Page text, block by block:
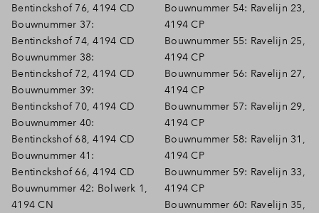
Bentinckshof 76, 4194 CD
Bouwnummer 37:
Bentinckshof 74, 4194 CD
Bouwnummer 38:
Bentinckshof 72, 4194 CD
Bouwnummer 39:
Bentinckshof 70, 4194 CD
Bouwnummer 40:
Bentinckshof 68, 4194 CD
Bouwnummer 41:
Bentinckshof 66, 4194 CD
Bouwnummer 42: Bolwerk 1,
4194 CN
Bouwnummer 54: Ravelijn 23,
4194 CP
Bouwnummer 55: Ravelijn 25,
4194 CP
Bouwnummer 56: Ravelijn 27,
4194 CP
Bouwnummer 57: Ravelijn 29,
4194 CP
Bouwnummer 58: Ravelijn 31,
4194 CP
Bouwnummer 59: Ravelijn 33,
4194 CP
Bouwnummer 60: Ravelijn 35,